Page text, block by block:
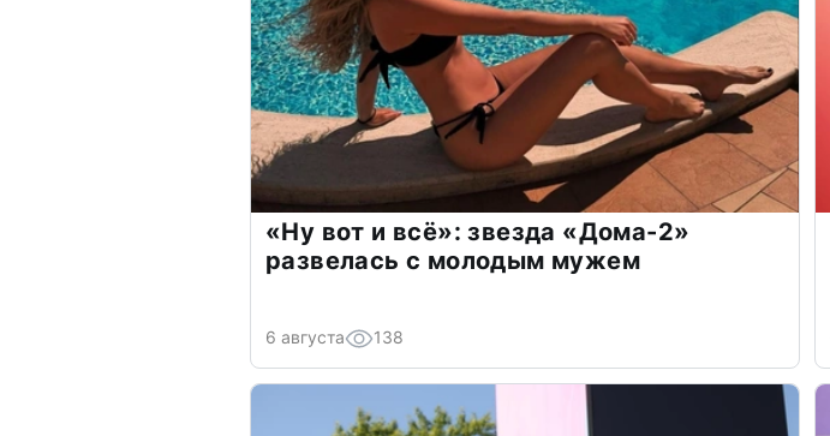
«Ну вот и всё»: звезда «Дома-2»
развелась с молодым мужем
6 августа 138